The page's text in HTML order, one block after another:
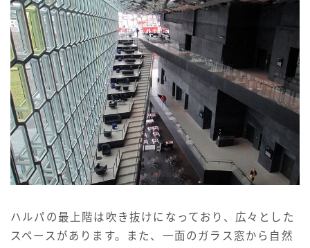
ハルパの最上階は吹き抜けになっており、広々とした
スペースがあります。また、一面のガラス窓から自然